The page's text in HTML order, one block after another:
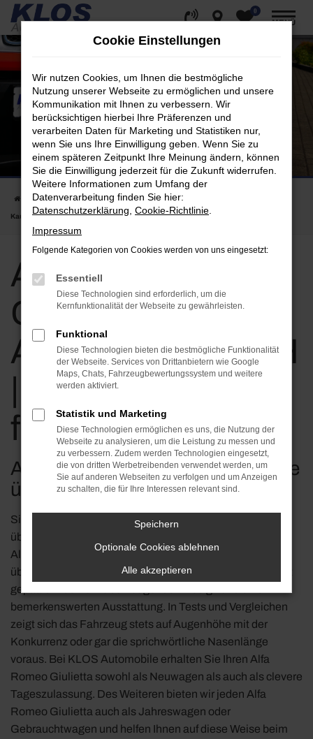
Zum
Hauptinhalt
springen
0
MENÜ
Startseite Alfa Romeo Alfa Romeo Giulietta bei KLOS Automobile GmbH |
Kaufen, leasen, finanzieren
Alfa Romeo
Giulietta bei KLOS
Automobile GmbH
| Kaufen, leasen,
finanzieren
Alfa Romeo Giulietta – immer eine
überzeugende Wahl
Sie sind auf der Suche nach einem durch und durch
überzeugenden Fahrzeug? Dann schlagen wir Ihnen den
Alfa Romeo Giulietta vor. Wie kaum ein anderes Modell
überzeugt der Alfa Romeo Giulietta durch Zuverlässigkeit
gepaart mit einem überzeugenden Design und einer
bemerkenswerten Ausstattung. In Tests und Vergleichen
zeigt sich das Fahrzeug stets auf Augenhöhe mit der
Konkurrenz oder gar die sprichwörtliche Nasenlänge
voraus. Bei KLOS Automobile erhalten Sie Ihren Alfa
Romeo Giulietta sowohl als Neuwagen als auch als clevere
Tageszulassung. Des Weiteren bieten wir jeden Alfa
Romeo Giulietta auch als Jahreswagen oder
Gebrauchtwagen und helfen Ihnen auf diese Weise beim
Cookie Einstellungen
Wir nutzen Cookies, um Ihnen die bestmögliche
Nutzung unserer Webseite zu ermöglichen und unsere
Kommunikation mit Ihnen zu verbessern. Wir
berücksichtigen hierbei Ihre Präferenzen und
verarbeiten Daten für Marketing und Statistiken nur,
wenn Sie uns Ihre Einwilligung geben. Wenn Sie zu
einem späteren Zeitpunkt Ihre Meinung ändern, können
Sie die Einwilligung jederzeit für die Zukunft widerrufen.
Weitere Informationen zum Umfang der
Datenverarbeitung finden Sie hier:
Datenschutzerklärung Cookie-Richtlinie
Impressum
Folgende Kategorien von Cookies werden von uns eingesetzt:
Essentiell
Diese Technologien sind erforderlich, um die
Kernfunktionalität der Webseite zu gewährleisten.
Funktional
Diese Technologien bieten die bestmögliche Funktionalität
der Webseite. Services von Drittanbietern wie Google
Maps, Chats, Fahrzeugbewertungssystem und weitere
werden aktiviert.
Statistik und Marketing
Diese Technologien ermöglichen es uns, die Nutzung der
Webseite zu analysieren, um die Leistung zu messen und
zu verbessern. Zudem werden Technologien eingesetzt,
die von dritten Werbetreibenden verwendet werden, um
Sie auf anderen Webseiten zu verfolgen und um Anzeigen
zu schalten, die für Ihre Interessen relevant sind.
Speichern
Optionale Cookies ablehnen
Alle akzeptieren